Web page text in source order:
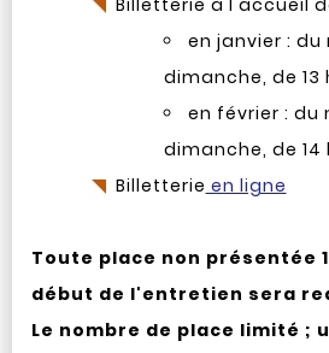
Billetterie à l'accueil
en janvier : du
dimanche, de 13
en février : du
dimanche, de 14
Billetterie en ligne
Toute place non présentée
début de l'entretien sera
Le nombre de place limité ;